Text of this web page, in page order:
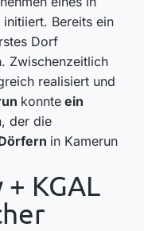
initiiert. Bereits ein
Dorf
Zwischenzeitlich
realisiert und
konnte ein
der die
in Kamerun
+ KGAL